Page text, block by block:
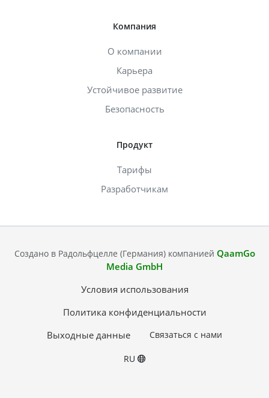
Компания
О компании
Карьера
Устойчивое развитие
Безопасность
Продукт
Тарифы
Разработчикам
Создано в Радольфцелле (Германия) компанией QaamGo
Media GmbH
Условия использования
Политика конфиденциальности
Выходные данные
Связаться с нами
RU